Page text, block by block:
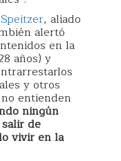
, aliado
alertó
en la
años) y
y otros
entienden
ningún
de
vivir en la